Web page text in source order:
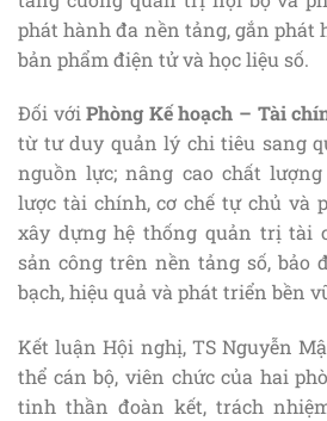
phát hành đa nền tảng, gắn phát
bản phẩm điện tử và học liệu số.
Đối vớiPhòng Kế hoạch – Tài
từ tư duy quản lý chi tiêu sang
nguồn lực; nâng cao chất
lược tài chính, cơ chế tự chủ và
xây dựng hệ thống quản trị tài
sản công trên nền tảng số, bảo
bạch, hiệu quả và phát triển bền
Kết luận Hội nghị, TS Nguyễn
thể cán bộ, viên chức của hai
tinh thần đoàn kết, trách